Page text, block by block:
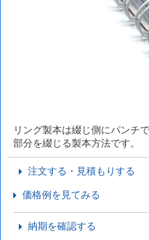
リング製本は綴じ側にパンチ
部分を綴じる製本方法です。
注文する・見積もりする
価格例を見てみる
納期を確認する